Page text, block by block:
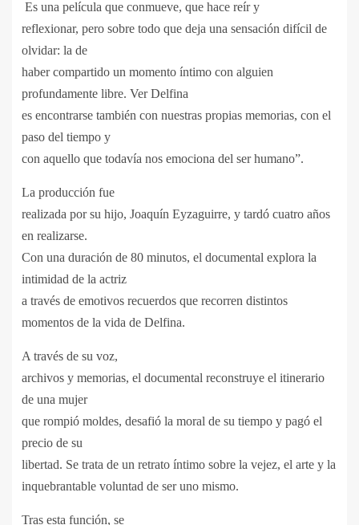
Es una película que conmueve, que hace reír y
reflexionar, pero sobre todo que deja una sensación difícil de
olvidar: la de
haber compartido un momento íntimo con alguien
profundamente libre. Ver Delfina
es encontrarse también con nuestras propias memorias, con el
paso del tiempo y
con aquello que todavía nos emociona del ser humano”.
La producción fue
realizada por su hijo, Joaquín Eyzaguirre, y tardó cuatro años
en realizarse.
Con una duración de 80 minutos, el documental explora la
intimidad de la actriz
a través de emotivos recuerdos que recorren distintos
momentos de la vida de Delfina.
A través de su voz,
archivos y memorias, el documental reconstruye el itinerario
de una mujer
que rompió moldes, desafió la moral de su tiempo y pagó el
precio de su
libertad. Se trata de un retrato íntimo sobre la vejez, el arte y la
inquebrantable voluntad de ser uno mismo.
Tras esta función, se